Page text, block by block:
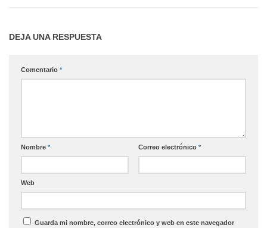
DEJA UNA RESPUESTA
Comentario *
Nombre * Correo electrónico *
Web
Guarda mi nombre, correo electrónico y web en este navegador